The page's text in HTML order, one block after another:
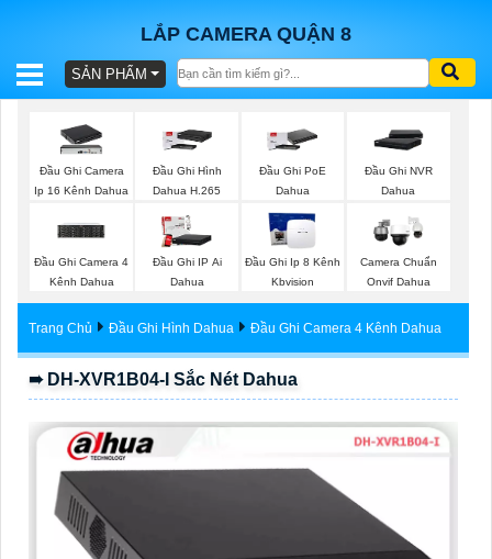
LẮP CAMERA QUẬN 8
BÁO
TRỌN
GÓI
SẢN
VẤN
ĐẶT
SẢN PHẨM
Đầu Ghi Camera
Ip 16 Kênh Dahua
Đầu Ghi Hình
Dahua H.265
Đầu Ghi PoE
Dahua
Đầu Ghi NVR
Dahua
Đầu Ghi Camera 4
Kênh Dahua
Đầu Ghi IP Ai
Dahua
Đầu Ghi Ip 8 Kênh
Kbvision
Camera Chuẩn
Onvif Dahua
Trang Chủ Đầu Ghi Hình Dahua Đầu Ghi Camera 4 Kênh Dahua
➠ DH-XVR1B04-I Sắc Nét Dahua